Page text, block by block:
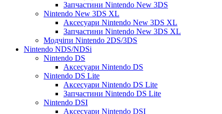
Запчастини Nintendo New 3DS
Nintendo New 3DS XL
Аксесуари Nintendo New 3DS XL
Запчастини Nintendo New 3DS XL
Модчіпи Nintendo 2DS/3DS
Nintendo NDS/NDSi
Nintendo DS
Аксесуари Nintendo DS
Nintendo DS Lite
Аксесуари Nintendo DS Lite
Запчастини Nintendo DS Lite
Nintendo DSI
Аксесуари Nintendo DSI